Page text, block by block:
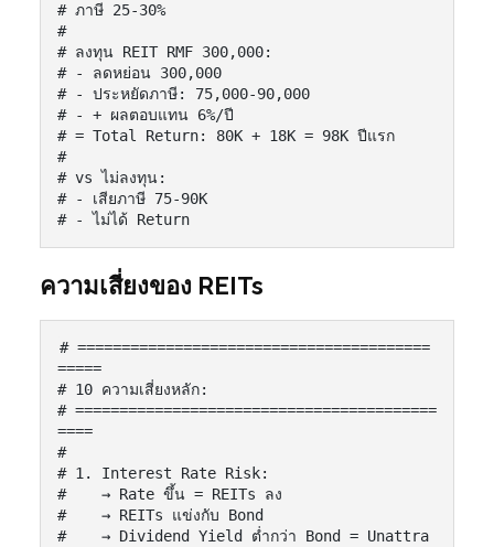
# ภาษี 25-30%
#
# ลงทุน REIT RMF 300,000:
# - ลดหย่อน 300,000
# - ประหยัดภาษี: 75,000-90,000
# - + ผลตอบแทน 6%/ปี
# = Total Return: 80K + 18K = 98K ปีแรก
#
# vs ไม่ลงทุน:
# - เสียภาษี 75-90K
# - ไม่ได้ Return
ความเสี่ยงของ REITs
# ========================================
=====
# 10 ความเสี่ยงหลัก:
# =========================================
====
#
# 1. Interest Rate Risk:
#    → Rate ขึ้น = REITs ลง
#    → REITs แข่งกับ Bond
#    → Dividend Yield ต่ำกว่า Bond = Unattra